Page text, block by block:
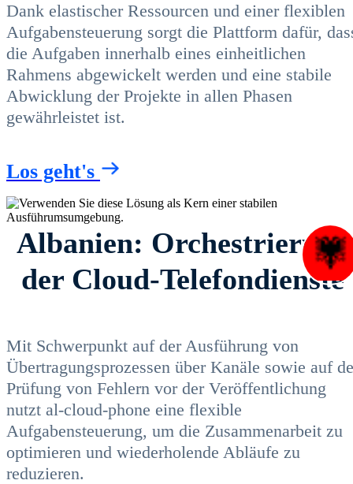
Dank elastischer Ressourcen und einer flexiblen
Aufgabensteuerung sorgt die Plattform dafür,
die Aufgaben innerhalb eines einheitlichen
Rahmens abgewickelt werden und eine stabile
Abwicklung der Projekte in allen Phasen
gewährleistet ist.
Los geht's
Albanien: Orchestrierung
der Cloud-Telefondienste
Mit Schwerpunkt auf der Ausführung von
Übertragungsprozessen über Kanäle sowie auf
Prüfung von Fehlern vor der Veröffentlichung
nutzt al-cloud-phone eine flexible
Aufgabensteuerung, um die Zusammenarbeit zu
optimieren und wiederholende Abläufe zu
reduzieren.